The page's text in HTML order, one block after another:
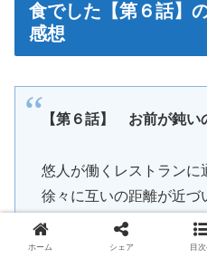
食でした【第６話】
感想
【第６話】 お前が鈍い
悠人が働くレストランに
徐々に互いの距離が近づ
悠人と二人きりで出かけ
しかし浮かれたのも束の
ホーム シェア 目